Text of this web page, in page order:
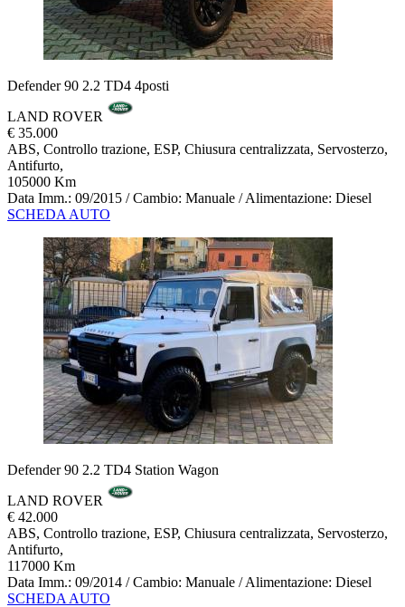
Defender 90 2.2 TD4 4posti
LAND ROVER
€ 35.000
ABS, Controllo trazione, ESP, Chiusura centralizzata, Servosterzo,
Antifurto,
105000 Km
Data Imm.: 09/2015 / Cambio: Manuale / Alimentazione: Diesel
SCHEDA AUTO
Defender 90 2.2 TD4 Station Wagon
LAND ROVER
€ 42.000
ABS, Controllo trazione, ESP, Chiusura centralizzata, Servosterzo,
Antifurto,
117000 Km
Data Imm.: 09/2014 / Cambio: Manuale / Alimentazione: Diesel
SCHEDA AUTO